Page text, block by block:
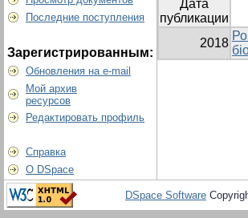
Последние поступления
Зарегистрированным:
Обновления на e-mail
Мой архив
ресурсов
Редактировать профиль
Справка
О DSpace
Дата
публикации
2018
DSpace Software